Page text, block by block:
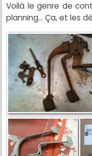
Voilà le genre de
planning... Ça, et les